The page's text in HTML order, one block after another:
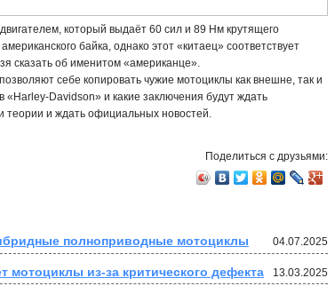
который выдаёт 60 сил и 89 Нм крутящего
байка, однако этот «китаец» соответствует
сказать об именитом «американце».
себе копировать чужие мотоциклы как внешне, так и
«Harley-Davidson» и какие заключения будут ждать
теории и ждать официальных новостей.
Поделиться с друзьями:
04.07.2025
полноприводные мотоциклы
13.03.2025
из-за критического дефекта